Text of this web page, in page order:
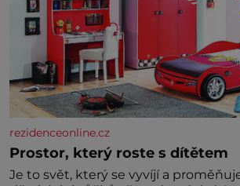
rezidenceonline.cz
Prostor, který roste s dítětem
Je to svět, který se vyvíjí a